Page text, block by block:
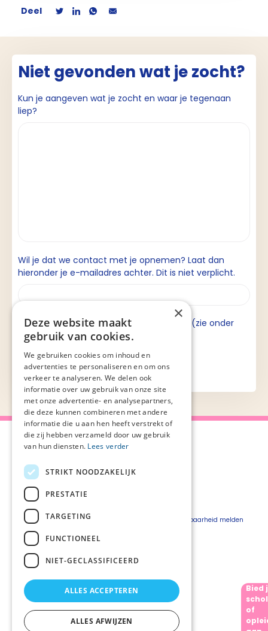
Deel
Niet gevonden wat je zocht?
Kun je aangeven wat je zocht en waar je tegenaan
liep?
Wil je dat we contact met je opnemen? Laat dan
hieronder je e-mailadres achter. Dit is niet verplicht.
Ik ga akkoord met de privacyverklaring (zie onder
aan de pagina).
Over Palliaweb
Over PZNL
Pers
Vacatures
Webshop
Privacyverklaring
Beveiligingskwetsbaarheid melden
Bied
of
×
Deze website maakt
gebruik van cookies.
We gebruiken cookies om inhoud en
advertenties te personaliseren en om ons
verkeer te analyseren. We delen ook
informatie over uw gebruik van onze site
met onze advertentie- en analysepartners,
die deze kunnen combineren met andere
informatie die u aan hen heeft verstrekt of
die zij hebben verzameld door uw gebruik
van hun diensten. Lees verder
STRIKT NOODZAKELIJK
PRESTATIE
TARGETING
FUNCTIONEEL
NIET-GECLASSIFICEERD
ALLES ACCEPTEREN
ALLES AFWIJZEN